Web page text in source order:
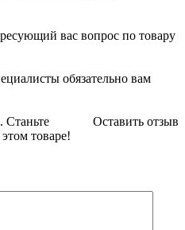
вас вопрос по товару
обязательно вам
Оставить отзыв
Станьте
товаре!